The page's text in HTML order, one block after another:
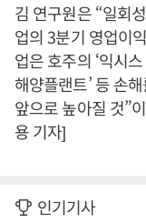
김 연구원은 “일회
업의 3분기 영업이
업은 호주의 ‘익시
해양플랜트’ 등 손
앞으로 높아질 것”
용 기자]
인기기사